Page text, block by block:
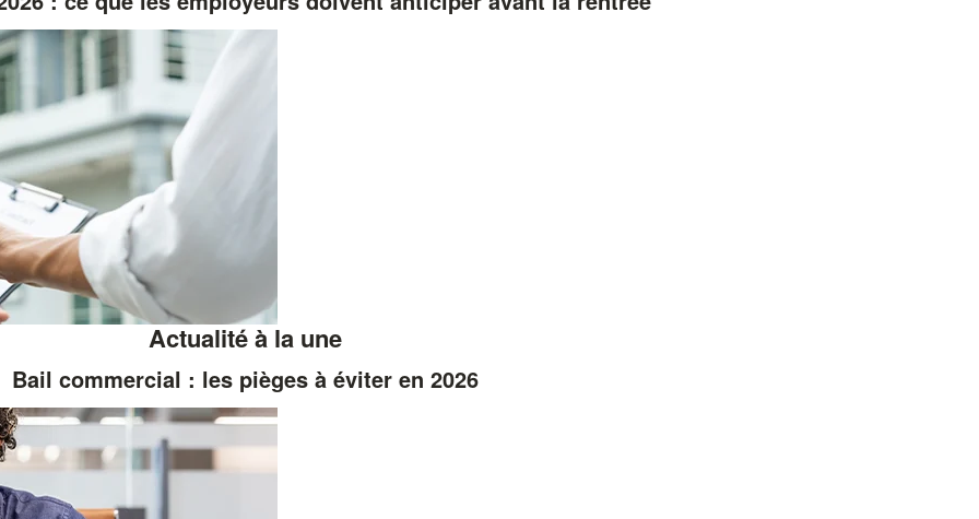
Actualité à la une
Bail commercial : les pièges à éviter en 2026